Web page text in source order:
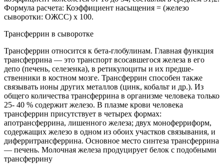
Формула расчета: Коэффициент насыщения = (железо
сыворотки: ОЖСС) х 100.
Трансферрин в сыворотке
Трансферрин относится к бета-глобулинам. Главная функция
трансферрина — это транспорт всосавшегося железа в его
депо (печень, селезенка), в ретикулоциты и их предше­
ственники в костном мозге. Трансферрин способен также
связывать ионы других металлов (цинк, кобальт и др.). Из
общего количества трансферрина в организме человека только
25- 40 % содержит железо. В плазме крови человека
трансферрин присутствует в четырех фор­мах:
апотрансферрина, лишенного железа; двух моноферриформ,
содержащих железо в одном из обоих участков связывания, и
диферритрансферрина. Основное место синтеза трансферрина
— печень. Молочная железа продуцирует белок с подобными
трансферрину